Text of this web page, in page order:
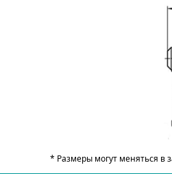
* Размеры могут меняться в